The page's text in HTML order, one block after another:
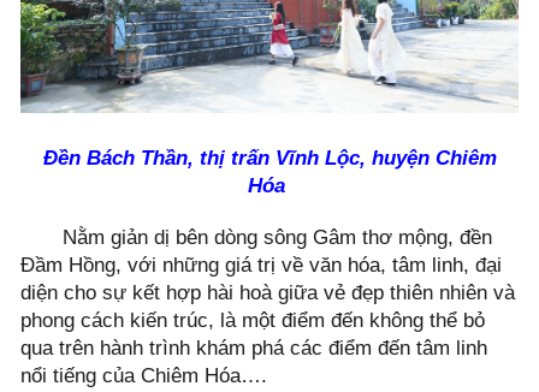
Đền Bách Thần, thị trấn Vĩnh Lộc, huyện Chiêm
Hóa
Nằm giản dị bên dòng sông Gâm thơ mộng, đền
Đầm Hồng, với những giá trị về văn hóa, tâm linh, đại
diện cho sự kết hợp hài hoà giữa vẻ đẹp thiên nhiên và
phong cách kiến trúc, là một điểm đến không thể bỏ
qua trên hành trình khám phá các điểm đến tâm linh
nổi tiếng của Chiêm Hóa….